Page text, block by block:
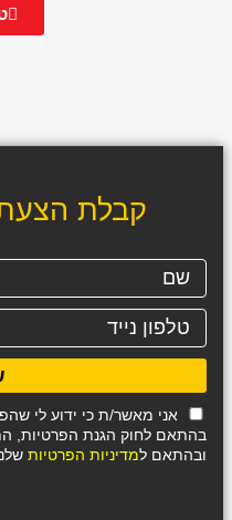
קבלת הצעת
אני מאשר/ת כי ידוע לי
ובהתאם ל מדיניות הפרטיותשלנו.